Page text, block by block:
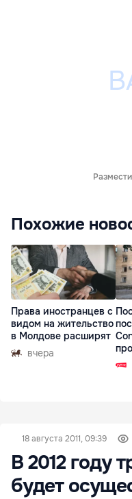
Похожие
Права иностранцев с
видом на жительство
в Молдове расширят
вчера
18 августа 2011, 09:39
В 2012 году
будет